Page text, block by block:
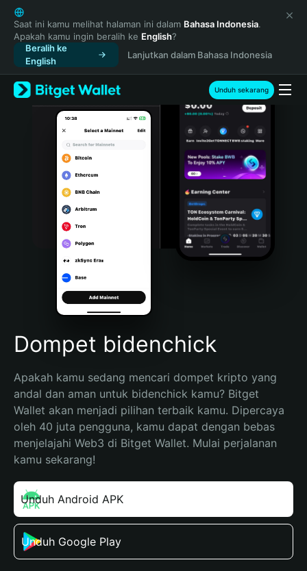
English
日本語
Tiếng Việt
Русский
Español (Latinoamérica)
Türkçe
Italiano
Português (Portugal)
Bahasa Indonesia
Português (Brasil)
Español (Argentina)
Saat ini kamu melihat halaman ini dalam Bahasa Indonesia.
Apakah kamu ingin beralih ke English?
Beralih ke
English
Lanjutkan dalam Bahasa Indonesia
Unduh sekarang
Dompet bidenchick
Apakah kamu sedang mencari dompet kripto yang
andal dan aman untuk bidenchick kamu? Bitget
Wallet akan menjadi pilihan terbaik kamu. Dipercaya
oleh 40 juta pengguna, kamu dapat dengan bebas
menjelajahi Web3 di Bitget Wallet. Mulai perjalanan
kamu sekarang!
Unduh Android APK
Unduh Google Play